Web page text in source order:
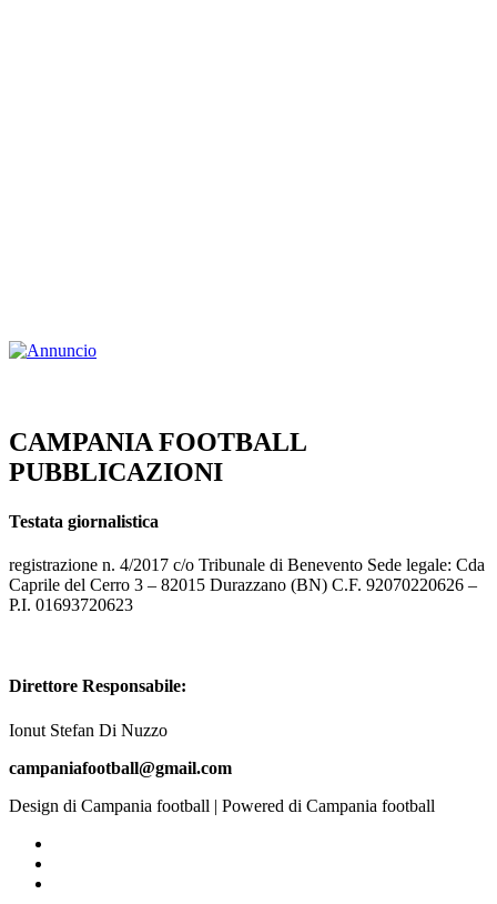
CAMPANIA FOOTBALL
PUBBLICAZIONI
Testata giornalistica
registrazione n. 4/2017 c/o Tribunale di Benevento Sede legale: Cda
Caprile del Cerro 3 – 82015 Durazzano (BN) C.F. 92070220626 –
P.I. 01693720623
Direttore Responsabile:
Ionut Stefan Di Nuzzo
campaniafootball@gmail.com
Design di Campania football | Powered di Campania football